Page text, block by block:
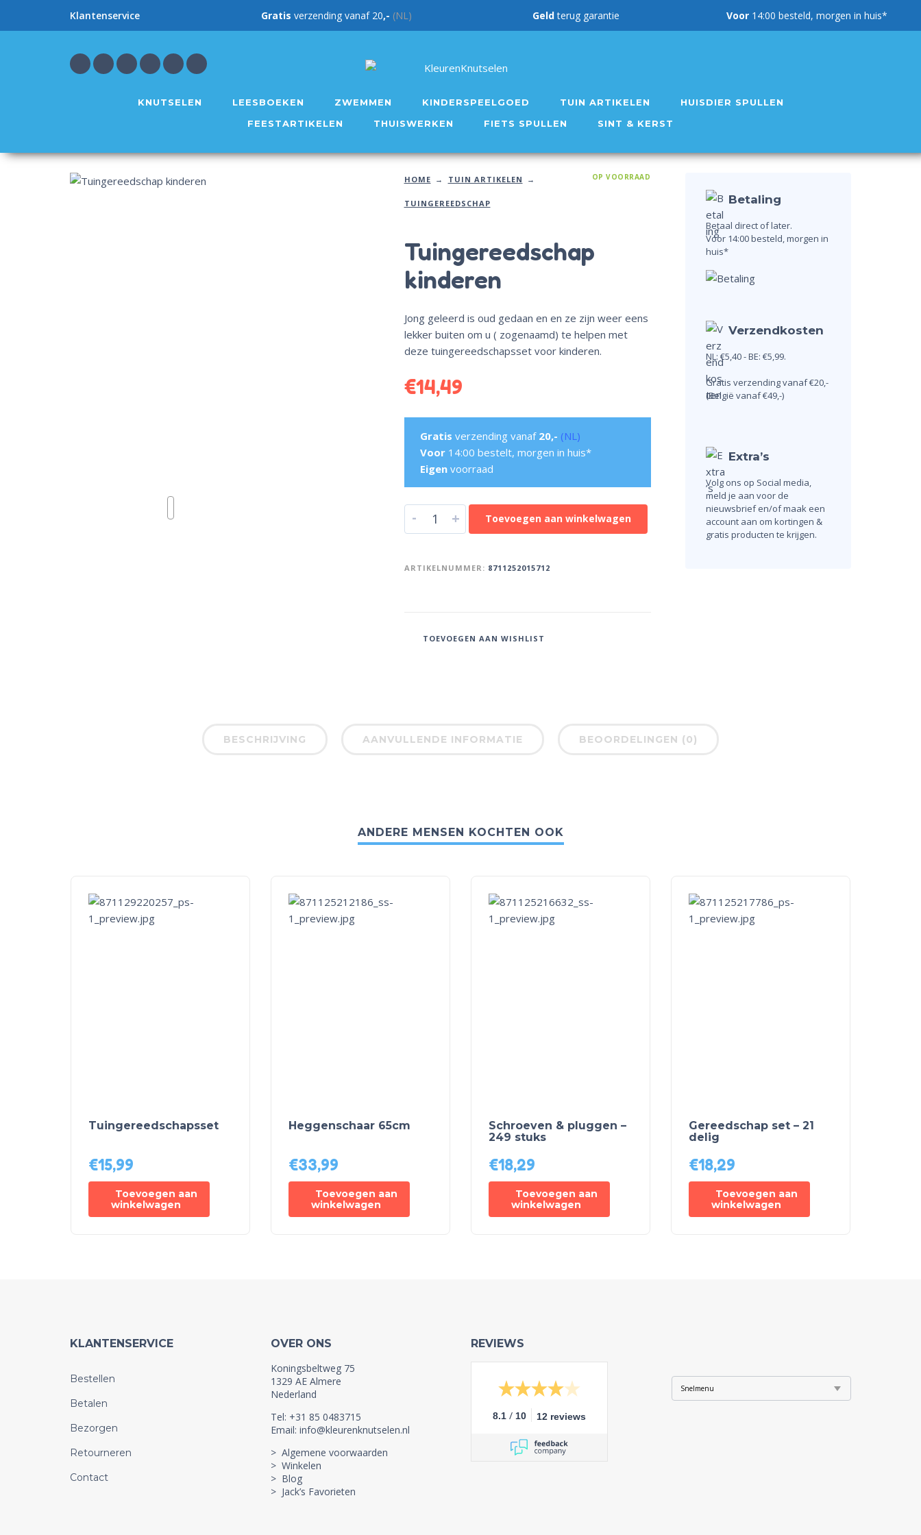
Klantenservice Gratis verzending vanaf 20,- (NL) Geldterug garantie Voor 14:00 besteld, morgen in huis*
KNUTSELEN LEESBOEKEN ZWEMMEN KINDERSPEELGOED TUIN ARTIKELEN
HUISDIER SPULLEN
FEESTARTIKELEN
THUISWERKEN FIETS SPULLEN SINT & KERST
HOME TUIN ARTIKELEN
TUINGEREEDSCHAP
OP VOORRAAD
Tuingereedschap
kinderen
Jong geleerd is oud gedaan en en ze zijn weer eens
lekker buiten om u ( zogenaamd) te helpen met
deze tuingereedschapsset voor kinderen.
€14,49
Gratis verzending vanaf 20,- (NL)
Voor 14:00 bestelt, morgen in huis*
Eigen voorraad
- + Toevoegen aan winkelwagen
ARTIKELNUMMER: 8711252015712
TOEVOEGEN AAN WISHLIST
Betaling
Betaal direct of later.
Voor 14:00 besteld, morgen in
huis*
Verzendkosten
NL: €5,40 - BE: €5,99.
Gratis verzending vanaf €20,-
(België vanaf €49,-)
Extra’s
Volg ons op Social media,
meld je aan voor de
nieuwsbrief en/of maak een
account aan om kortingen &
gratis producten te krijgen.
BESCHRIJVING AANVULLENDE INFORMATIE BEOORDELINGEN (0)
ANDERE MENSEN KOCHTEN OOK
Tuingereedschapsset
€15,99
Toevoegen aan
winkelwagen
Heggenschaar 65cm
€33,99
Toevoegen aan
winkelwagen
Schroeven & pluggen –
249 stuks
€18,29
Toevoegen aan
winkelwagen
Gereedschap set – 21
delig
€18,29
Toevoegen aan
winkelwagen
KLANTENSERVICE
Bestellen
Betalen
Bezorgen
Retourneren
Contact
OVER ONS
Koningsbeltweg 75
1329 AE Almere
Nederland
Tel: +31 85 0483715
Email: info@kleurenknutselen.nl
> Algemene voorwaarden
> Winkelen
> Blog
> Jack’s Favorieten
REVIEWS
8.1 / 10 12 reviews